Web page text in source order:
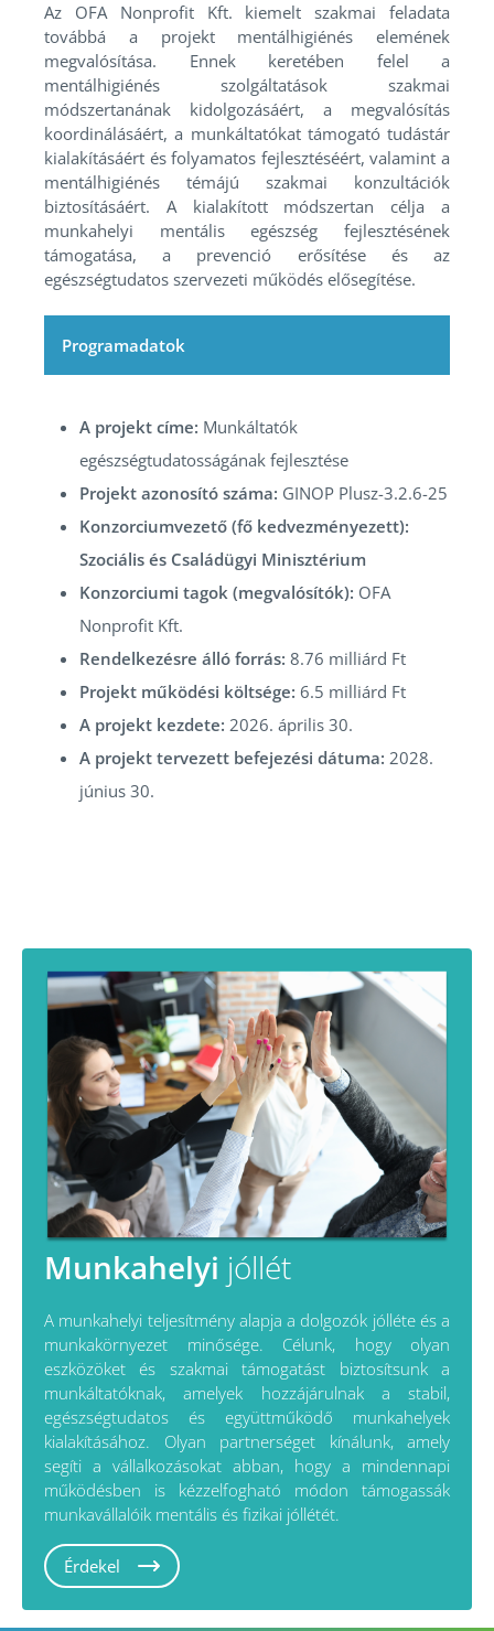
Az OFA Nonprofit Kft. kiemelt szakmai feladata
továbbá a projekt mentálhigiénés elemének
megvalósítása. Ennek keretében felel a
mentálhigiénés szolgáltatások szakmai
módszertanának kidolgozásáért, a megvalósítás
koordinálásáért, a munkáltatókat támogató tudástár
kialakításáért és folyamatos fejlesztéséért, valamint a
mentálhigiénés témájú szakmai konzultációk
biztosításáért. A kialakított módszertan célja a
munkahelyi mentális egészség fejlesztésének
támogatása, a prevenció erősítése és az
egészségtudatos szervezeti működés elősegítése.
Programadatok
A projekt címe: Munkáltatók
egészségtudatosságának fejlesztése
Projekt azonosító száma: GINOP Plusz-3.2.6-25
Konzorciumvezető (fő kedvezményezett):
Szociális és Családügyi Minisztérium
Konzorciumi tagok (megvalósítók): OFA
Nonprofit Kft.
Rendelkezésre álló forrás: 8.76 milliárd Ft
Projekt működési költsége: 6.5 milliárd Ft
A projekt kezdete: 2026. április 30.
A projekt tervezett befejezési dátuma: 2028.
június 30.
Munkahelyi jóllét
A munkahelyi teljesítmény alapja a dolgozók jólléte és a
munkakörnyezet minősége. Célunk, hogy olyan
eszközöket és szakmai támogatást biztosítsunk a
munkáltatóknak, amelyek hozzájárulnak a stabil,
egészségtudatos és együttműködő munkahelyek
kialakításához. Olyan partnerséget kínálunk, amely
segíti a vállalkozásokat abban, hogy a mindennapi
működésben is kézzelfogható módon támogassák
munkavállalóik mentális és fizikai jóllétét.
Érdekel